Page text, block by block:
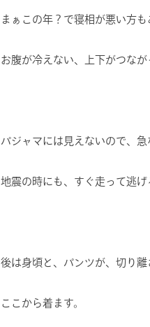
まぁこの年？で寝相が悪い方
お腹が冷えない、上下がつなが
パジャマには見えないので、急
地震の時にも、すぐ走って逃げ
後は身頃と、パンツが、切り離
ここから着ます。